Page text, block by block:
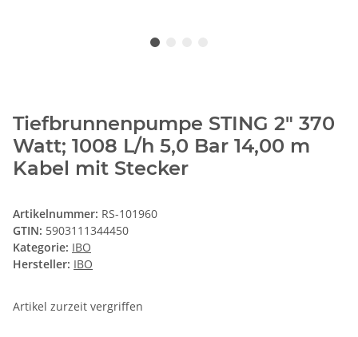
Tiefbrunnenpumpe STING 2" 370
Watt; 1008 L/h 5,0 Bar 14,00 m
Kabel mit Stecker
Artikelnummer: RS-101960
GTIN: 5903111344450
Kategorie: IBO
Hersteller: IBO
Artikel zurzeit vergriffen